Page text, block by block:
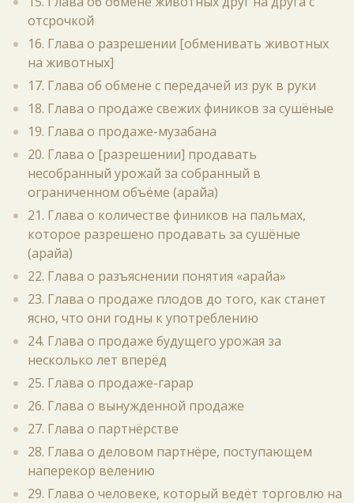
отсрочкой
16. Глава о разрешении [обменивать животных
на животных]
17. Глава об обмене с передачей из рук в руки
18. Глава о продаже свежих фиников за сушёные
19. Глава о продаже-музабана
20. Глава о [разрешении] продавать
несобранный урожай за собранный в
ограниченном объёме (арайа)
21. Глава о количестве фиников на пальмах,
которое разрешено продавать за сушёные
(арайа)
22. Глава о разъяснении понятия «арайа»
23. Глава о продаже плодов до того, как станет
ясно, что они годны к употреблению
24. Глава о продаже будущего урожая за
несколько лет вперёд
25. Глава о продаже-гарар
26. Глава о вынужденной продаже
27. Глава о партнёрстве
28. Глава о деловом партнёре, поступающем
наперекор велению
29. Глава о человеке, который ведёт торговлю на